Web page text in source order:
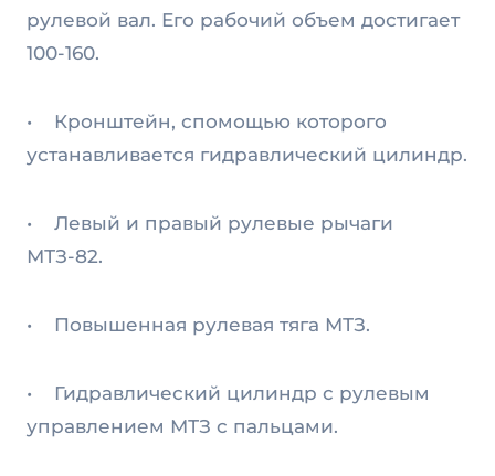
рулевой вал. Его рабочий объем достигает
100-160.
• Кронштейн, спомощью которого
устанавливается гидравлический цилиндр.
• Левый и правый рулевые рычаги
МТЗ-82.
• Повышенная рулевая тяга МТЗ.
• Гидравлический цилиндр с рулевым
управлением МТЗ с пальцами.